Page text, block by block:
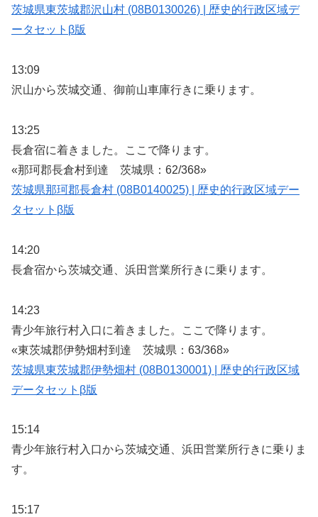
茨城県東茨城郡沢山村 (08B0130026) | 歴史的行政区域デ
ータセットβ版
13:09
沢山から茨城交通、御前山車庫行きに乗ります。
13:25
長倉宿に着きました。ここで降ります。
«那珂郡長倉村到達 茨城県：62/368»
茨城県那珂郡長倉村 (08B0140025) | 歴史的行政区域デー
タセットβ版
14:20
長倉宿から茨城交通、浜田営業所行きに乗ります。
14:23
青少年旅行村入口に着きました。ここで降ります。
«東茨城郡伊勢畑村到達 茨城県：63/368»
茨城県東茨城郡伊勢畑村 (08B0130001) | 歴史的行政区域
データセットβ版
15:14
青少年旅行村入口から茨城交通、浜田営業所行きに乗りま
す。
15:17